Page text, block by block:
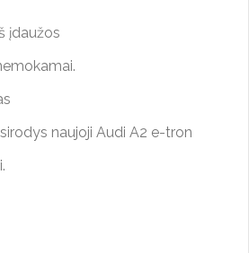
įdaužos
naujoji Audi A2 e-tron